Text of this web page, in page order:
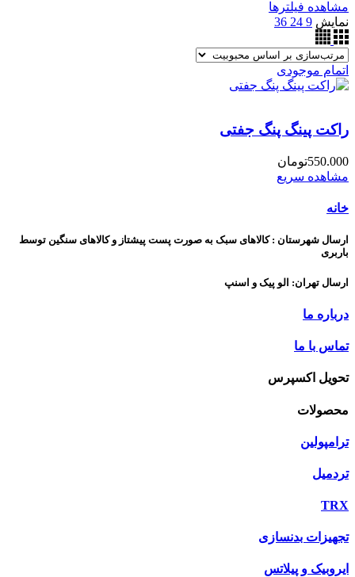
مشاهده فیلترها
نمایش 9
24
36
اتمام موجودی
راکت پینگ پنگ جفتی
تومان550.000
مشاهده سریع
خانه
ارسال شهرستان : کالاهای سبک به صورت پست پیشتاز و کالاهای سنگین توسط
باربری
ارسال تهران: الو پیک و اسنپ
درباره ما
تماس با ما
تحویل اکسپرس
محصولات
ترامپولین
تردمیل
TRX
تجهیزات بدنسازی
ایروبیک و پیلاتس